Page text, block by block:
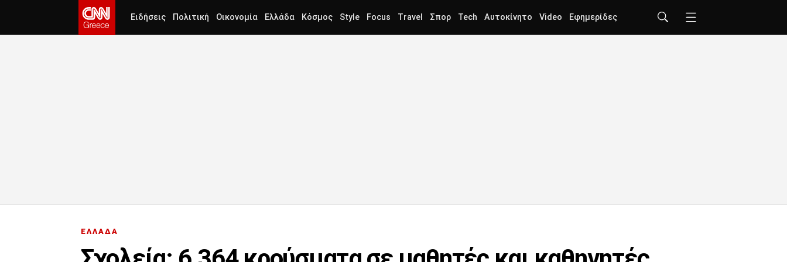
Ειδήσεις Πολιτική Οικονομία Ελλάδα Κόσμος Style Focus Travel Σπορ Tech Αυτοκίνητο Video Εφημερίδες
ΕΛΛΑΔΑ